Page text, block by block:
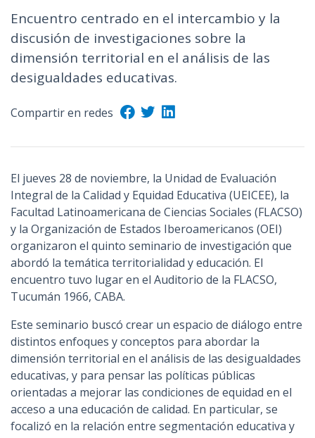
Encuentro centrado en el intercambio y la
discusión de investigaciones sobre la
dimensión territorial en el análisis de las
desigualdades educativas.
Compartir en redes
El jueves 28 de noviembre, la Unidad de Evaluación
Integral de la Calidad y Equidad Educativa (UEICEE), la
Facultad Latinoamericana de Ciencias Sociales (FLACSO)
y la Organización de Estados Iberoamericanos (OEI)
organizaron el quinto seminario de investigación que
abordó la temática territorialidad y educación. El
encuentro tuvo lugar en el Auditorio de la FLACSO,
Tucumán 1966, CABA.
Este seminario buscó crear un espacio de diálogo entre
distintos enfoques y conceptos para abordar la
dimensión territorial en el análisis de las desigualdades
educativas, y para pensar las políticas públicas
orientadas a mejorar las condiciones de equidad en el
acceso a una educación de calidad. En particular, se
focalizó en la relación entre segmentación educativa y